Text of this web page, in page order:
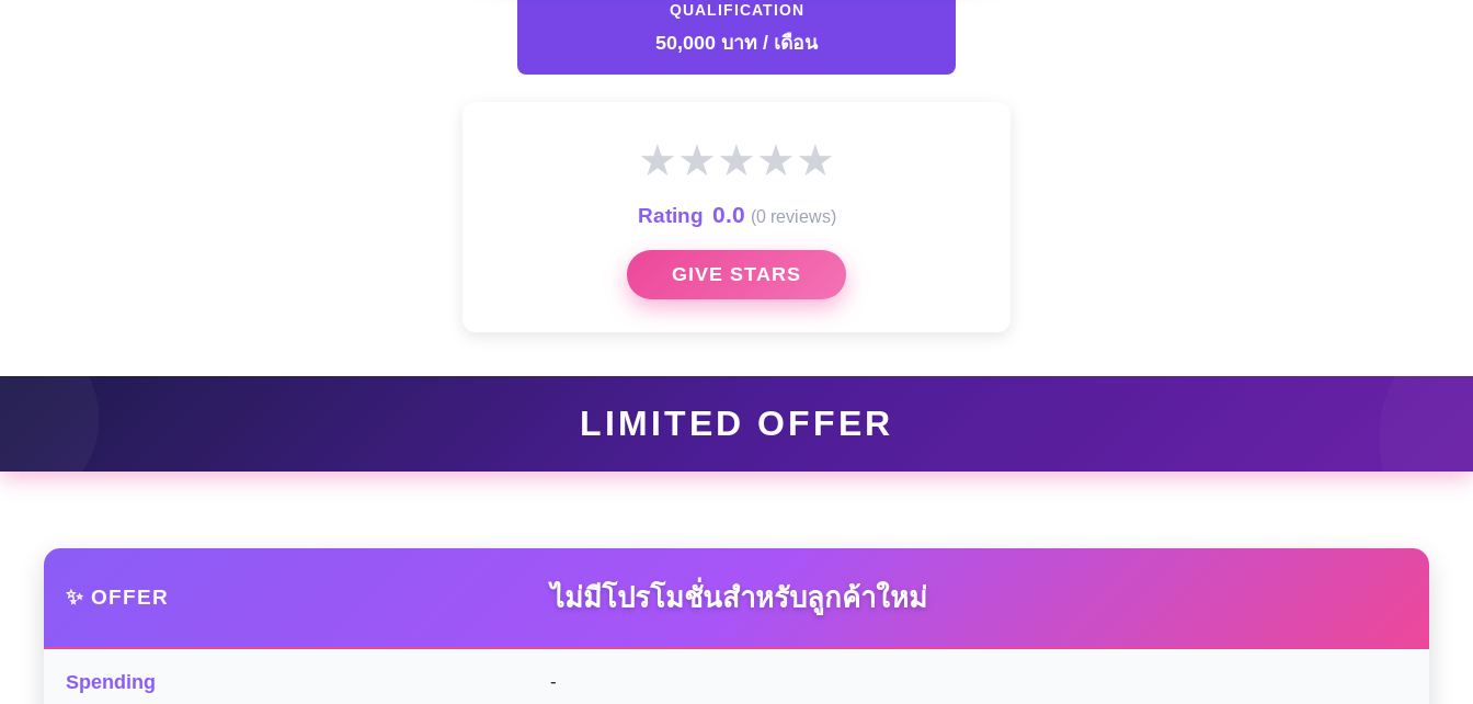
QUALIFICATION
50,000 บาท / เดือน
★★★★★
Rating 0.0 (0 reviews)
GIVE STARS
LIMITED OFFER
✨ OFFER ไม่มีโปรโมชั่นสำหรับลูกค้าใหม่
Spending -